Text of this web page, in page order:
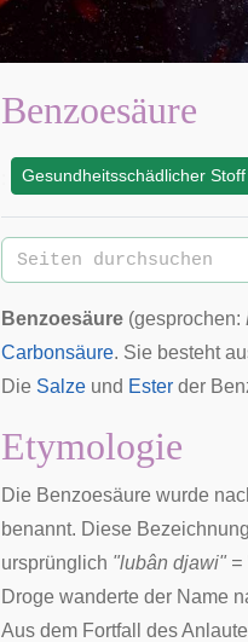
Benzoesäure
Gesundheitsschädlicher Stoff
Benzoesäure (gesprochen:
Carbonsäure. Sie besteht
Die Salze und Ester der
Etymologie
Die Benzoesäure wurde
benannt. Diese
ursprünglich "lubân djawi" =
Droge wanderte der Name
Aus dem Fortfall des